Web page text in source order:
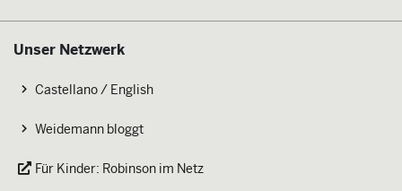
Unser Netzwerk
Castellano / English
Weidemann bloggt
Für Kinder: Robinson im Netz